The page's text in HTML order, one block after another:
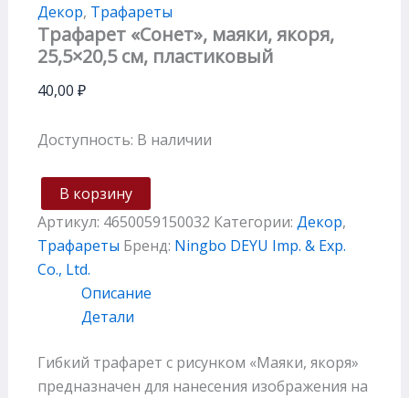
Декор, Трафареты
Трафарет «Сонет», маяки, якоря,
25,5×20,5 см, плаcтиковый
40,00 ₽
Доступность: В наличии
В корзину
Артикул: 4650059150032 Категории: Декор,
Трафареты Бренд: Ningbo DEYU Imp. & Exp.
Co., Ltd.
Описание
Детали
Гибкий трафарет с рисунком «Маяки, якоря»
предназначен для нанесения изображения на